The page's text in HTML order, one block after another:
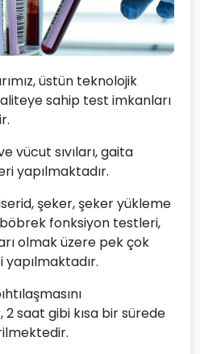
üstün teknolojik
sahip test imkanları
vücut sıvıları, gaita
yapılmaktadır.
şeker, şeker yükleme
fonksiyon testleri,
olmak üzere pek çok
saat gibi kısa bir sürede